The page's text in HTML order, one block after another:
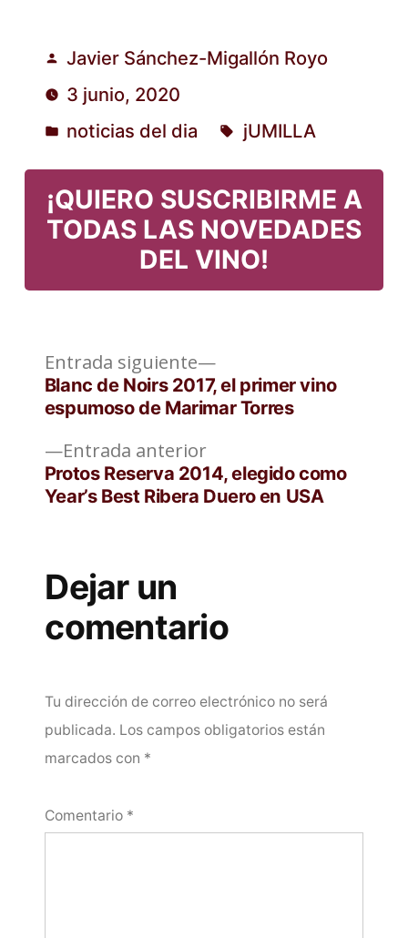
Publicado
por
Javier Sánchez-Migallón Royo
3 junio, 2020
Publicado
en
noticias del dia
Etiquetas:
jUMILLA
¡QUIERO SUSCRIBIRME A
TODAS LAS NOVEDADES
DEL VINO!
Navegación
de
entradas
Entrada anteriorEntrada
anterior:
Protos Reserva 2014, elegido como
Year’s Best Ribera Duero en USA
Entrada siguiente
Entrada
siguiente:
Blanc de Noirs 2017, el primer vino
espumoso de Marimar Torres
Dejar un
comentario
Tu dirección de correo electrónico no será
publicada. Los campos obligatorios están
marcados con *
Comentario *